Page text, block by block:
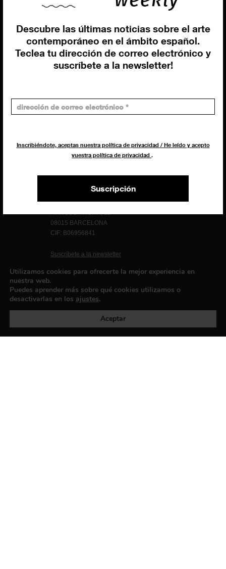
Descubre las últimas noticias sobre el arte
contemporáneo en el ámbito español.
Teclea tu dirección de correo electrónico y
suscríbete a la newsletter!
Inscribiéndote, aceptas nuestra política de privacidad / He leído y acepto
vuestra política de privacidad .
Suscripción
Dirección exibart.es
Administración
Evelyn Parretti
Marketing
Giovanni Costante
Marcello Moi
EXIBART SPAIN, S.L.U.
AVINGUDA ROMA, 12
08015 BARCELONA
CIF: B06956841
Suscríbete a la newsletter
Política de privacidad
Utilizamos cookies para ofrecerte la mejor experiencia en
nuestra web.
Puedes aprender más sobre qué cookies utilizamos o
desactivarlas en los ajustes.
Aceptar